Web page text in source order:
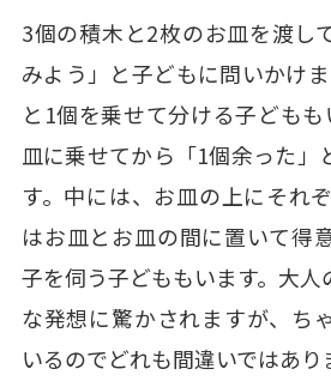
3個の積木と2枚のお皿を渡し
みよう」と子どもに問いかけ
と1個を乗せて分ける子ども
皿に乗せてから「1個余った」
す。中には、お皿の上にそれ
はお皿とお皿の間に置いて得
子を伺う子どももいます。大人
な発想に驚かされますが、ち
いるのでどれも間違いではあ